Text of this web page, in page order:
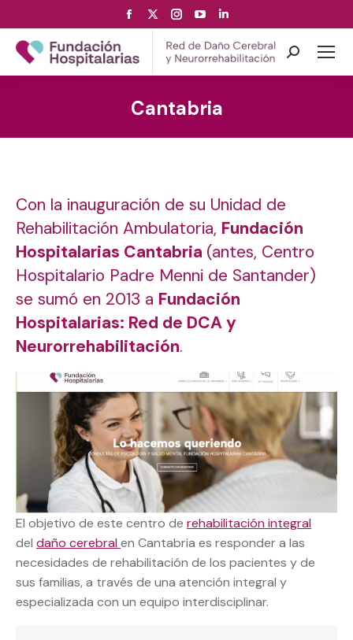
Facebook
page
opens
in
window
page
opens
in
window
Instagram
page
opens
in
window
YouTube
page
opens
in
window
page
opens
in
Search:
Cantabria
Con la inauguración de su Unidad de
Rehabilitación Ambulatoria, Fundación
Hospitalarias Cantabria (antes, Centro
Hospitalario Padre Menni de Santander)
se sumó en 2013 a Fundación
Hospitalarias: Red de DCA y
Neurorrehabilitación.
El objetivo de este centro de rehabilitación integral
del daño cerebral en Cantabria es responder a las
necesidades de rehabilitación de los pacientes y de
sus familias, a través de una atención integral y
especializada con un equipo interdisciplinar.